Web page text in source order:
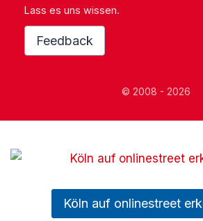
Lass es uns wissen.
Feedback
© 2008 - 2026
Köln auf onlinestreet